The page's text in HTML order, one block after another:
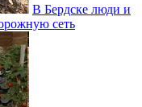
В Бердске люди и
сеть